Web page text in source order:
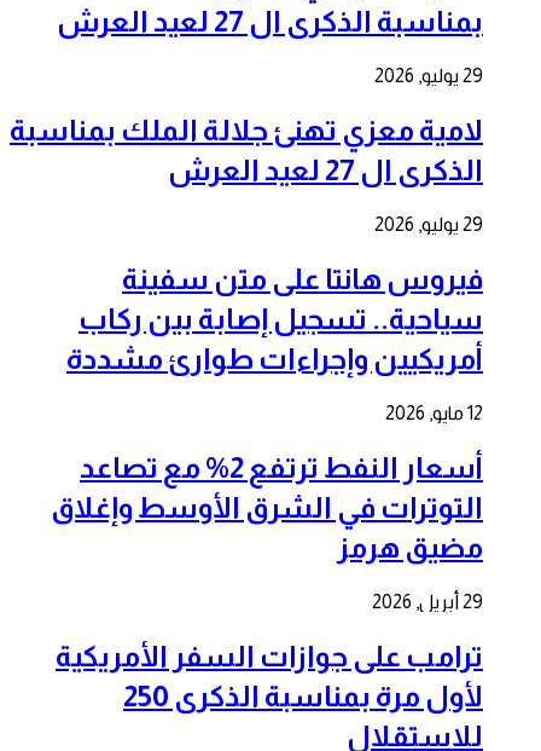
بمناسبة الذكرى ال 27 لعيد العرش
29 يوليو, 2026
لامية معزي تهنئ جلالة الملك بمناسبة
الذكرى ال 27 لعيد العرش
29 يوليو, 2026
فيروس هانتا على متن سفينة
سياحية.. تسجيل إصابة بين ركاب
أمريكيين وإجراءات طوارئ مشددة
12 مايو, 2026
أسعار النفط ترتفع 2% مع تصاعد
التوترات في الشرق الأوسط وإغلاق
مضيق هرمز
29 أبريل, 2026
ترامب على جوازات السفر الأمريكية
لأول مرة بمناسبة الذكرى 250
للاستقلال